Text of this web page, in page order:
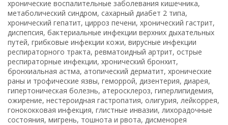
хронические воспалительные заболевания кишечника,
метаболический синдром, сахарный диабет 2 типа,
хронический гепатит, цирроз печени, хронический гастрит,
диспепсия, бактериальные инфекции верхних дыхательных
путей, грибковые инфекции кожи, вирусные инфекции
респираторного тракта, ревматоидный артрит, острые
респираторные инфекции, хронический бронхит,
бронхиальная астма, атопический дерматит, хронические
раны и трофические язвы, геморрой, дизентерия, диарея,
гипертоническая болезнь, атеросклероз, гиперлипидемия,
ожирение, нестероидная гастропатия, олигурия, лейкоррея,
гонококковая инфекция, глистные инвазии, лихорадочные
состояния, мигрень, тошнота и рвота, дисменорея